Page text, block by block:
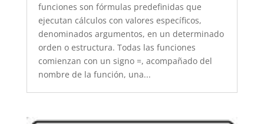
funciones son fórmulas predefinidas que
ejecutan cálculos con valores específicos,
denominados argumentos, en un determinado
orden o estructura. Todas las funciones
comienzan con un signo =, acompañado del
nombre de la función, una...